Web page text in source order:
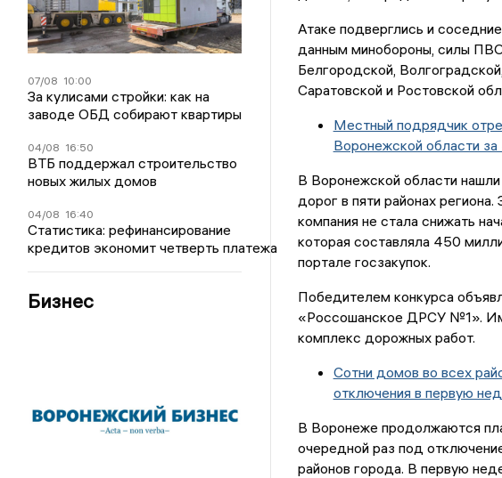
07/08 10:00
За кулисами стройки: как на
заводе ОБД собирают квартиры
04/08 16:50
ВТБ поддержал строительство
новых жилых домов
04/08 16:40
Статистика: рефинансирование
кредитов экономит четверть платежа
Бизнес
Атаке подверглись и
данным минобороны, силы ПВО
Белгородской,
Саратовской и Ростовской
Местный подрядчик
Воронежской области
В Воронежской области
дорог в пяти районах
компания не стала снижать
которая составляла 450
портале госзакупок.
Победителем конкурса
«Россошанское ДРСУ №1».
комплекс дорожных работ.
Сотни домов во всех
отключения в первую
В Воронеже продолжаются
очередной раз под
районов города. В первую